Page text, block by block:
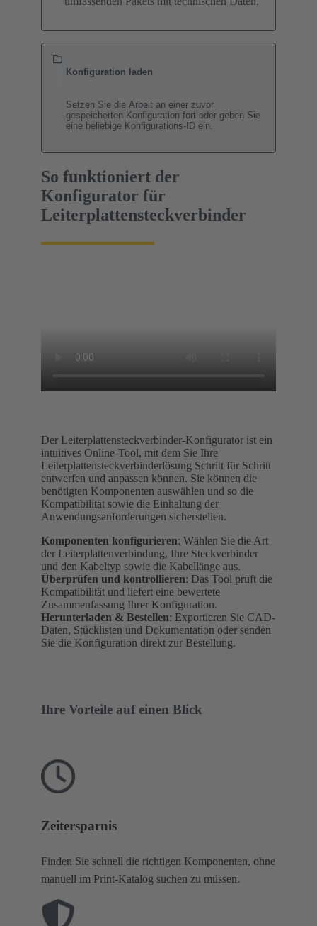
Konfiguration laden
Setzen Sie die Arbeit an einer zuvor
gespeicherten Konfiguration fort oder geben Sie
eine beliebige Konfigurations-ID ein.
So funktioniert der
Konfigurator für
Leiterplattensteckverbinder
Der Leiterplattensteckverbinder-Konfigurator ist ein
intuitives Online-Tool, mit dem Sie Ihre
Leiterplattensteckverbinderlösung Schritt für Schritt
entwerfen und anpassen können. Sie können die
benötigten Komponenten auswählen und so die
Kompatibilität sowie die Einhaltung der
Anwendungsanforderungen sicherstellen.
Komponenten konfigurieren: Wählen Sie die Art
der Leiterplattenverbindung, Ihre Steckverbinder
und den Kabeltyp sowie die Kabellänge aus.
Überprüfen und kontrollieren: Das Tool prüft die
Kompatibilität und liefert eine bewertete
Zusammenfassung Ihrer Konfiguration.
Herunterladen & Bestellen: Exportieren Sie CAD-
Daten, Stücklisten und Dokumentation oder senden
Sie die Konfiguration direkt zur Bestellung.
Ihre Vorteile auf einen Blick
Zeitersparnis
Finden Sie schnell die richtigen Komponenten, ohne
manuell im Print-Katalog suchen zu müssen.